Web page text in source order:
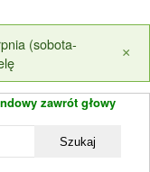
(sobota-
×
zawrót głowy
Szukaj